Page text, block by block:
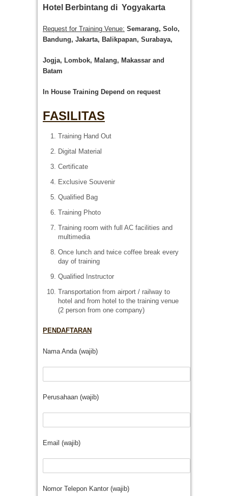
Hotel Berbintang di Yogyakarta
Request for Training Venue: Semarang, Solo,
Bandung, Jakarta, Balikpapan, Surabaya,
Jogja, Lombok, Malang, Makassar and
Batam
In House Training Depend on request
FASILITAS
Training Hand Out
Digital Material
Certificate
Exclusive Souvenir
Qualified Bag
Training Photo
Training room with full AC facilities and
multimedia
Once lunch and twice coffee break every
day of training
Qualified Instructor
Transportation from airport / railway to
hotel and from hotel to the training venue
(2 person from one company)
PENDAFTARAN
Nama Anda (wajib)
Perusahaan (wajib)
Email (wajib)
Nomor Telepon Kantor (wajib)